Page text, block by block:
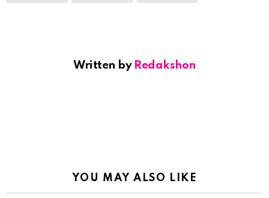
Written by Redakshon
YOU MAY ALSO LIKE